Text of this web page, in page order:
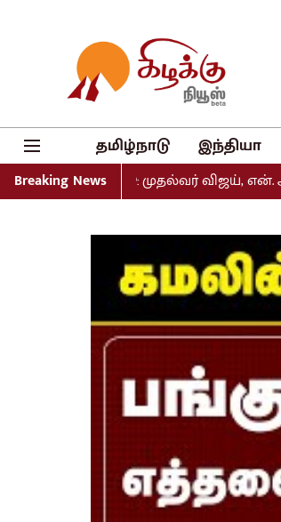
தமிழ்நாடு இந்தியா
Breaking Newsமுதல்வர் விஜய், என். ஆனந்த்,